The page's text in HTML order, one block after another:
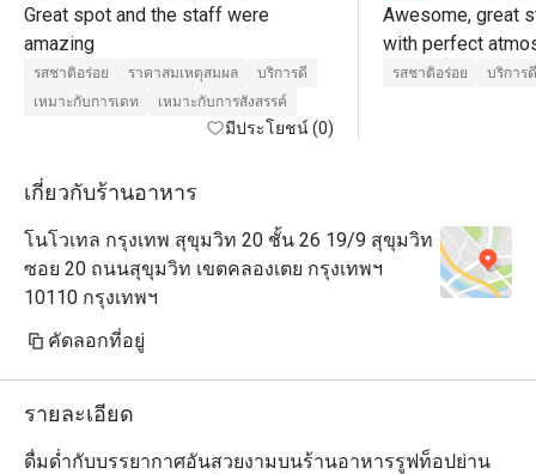
Great spot and the staff were
รสชาติอร่อย ราคาสมเหตุสมผล
บริการดี
เหมาะกับการเดท
เหมาะกับการสังสรรค์
มีประโยชน์ (0)
Awesome, great
with perfect
รสชาติอร่อย บริการดี
เกี่ยวกับร้านอาหาร
โนโวเทล กรุงเทพ สุขุมวิท 20 ชั้น 26 19/9 สุขุมวิท
ซอย 20 ถนนสุขุมวิท เขตคลองเตย กรุงเทพฯ
10110 กรุงเทพฯ
คัดลอกที่อยู่
รายละเอียด
ดื่มด่ำกับบรรยากาศอันสวยงามบนร้านอาหารรูฟท็อปย่าน